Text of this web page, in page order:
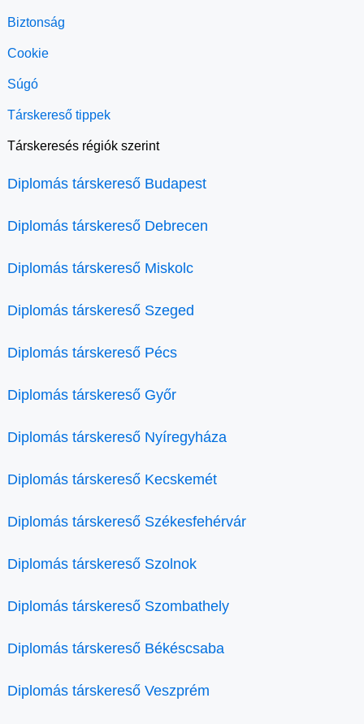
Biztonság
Cookie
Súgó
Társkereső tippek
Társkeresés régiók szerint
Diplomás társkereső Budapest
Diplomás társkereső Debrecen
Diplomás társkereső Miskolc
Diplomás társkereső Szeged
Diplomás társkereső Pécs
Diplomás társkereső Győr
Diplomás társkereső Nyíregyháza
Diplomás társkereső Kecskemét
Diplomás társkereső Székesfehérvár
Diplomás társkereső Szolnok
Diplomás társkereső Szombathely
Diplomás társkereső Békéscsaba
Diplomás társkereső Veszprém